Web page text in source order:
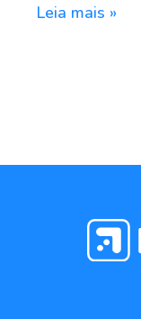
Leia mais »